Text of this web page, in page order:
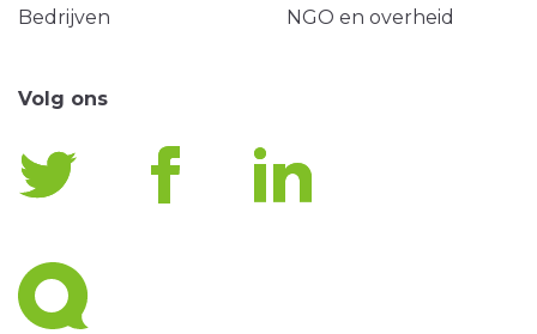
Bedrijven NGO en overheid
Volg ons